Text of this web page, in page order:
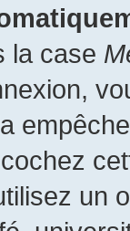
la case
un